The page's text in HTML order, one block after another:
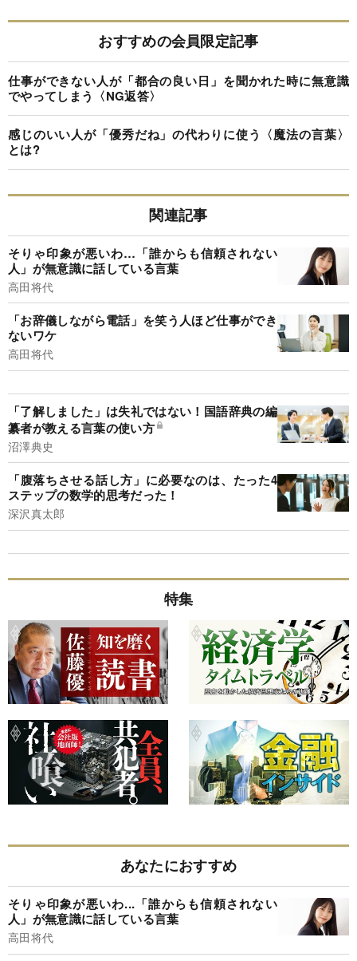
おすすめの会員限定記事
仕事ができない人が「都合の良い日」を聞かれた時に無意識
でやってしまう〈NG返答〉
感じのいい人が「優秀だね」の代わりに使う〈魔法の言葉〉
とは?
関連記事
そりゃ印象が悪いわ…「誰からも信頼されない
人」が無意識に話している言葉
高田将代
「お辞儀しながら電話」を笑う人ほど仕事ができ
ないワケ
高田将代
「了解しました」は失礼ではない！国語辞典の編
纂者が教える言葉の使い方
沼澤典史
「腹落ちさせる話し方」に必要なのは、たった4
ステップの数学的思考だった！
深沢真太郎
特集
あなたにおすすめ
そりゃ印象が悪いわ...「誰からも信頼されない
人」が無意識に話している言葉
高田将代